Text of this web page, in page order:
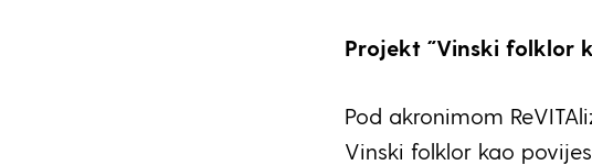
Projekt ˝Vinski folklor
Pod akronimom
Vinski folklor kao